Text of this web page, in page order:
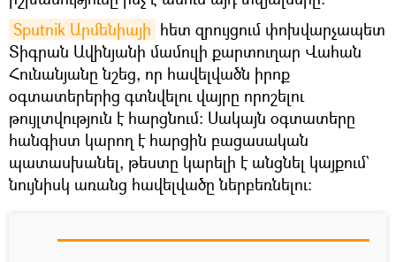
Sputnik Արմենիայի հետ զրույցում փոխվարչապետ
Տիգրան Ավինյանի մամուլի քարտուղար Վահան
Հունանյանը նշեց, որ հավելվածն իրոք
օգտատերերից գտնվելու վայրը որոշելու
թույլտվություն է հարցնում։ Սակայն օգտատերը
հանգիստ կարող է հարցին բացասական
պատասխանել, թեստը կարելի է անցնել կայքում`
նույնիսկ առանց հավելվածը ներբեռնելու։